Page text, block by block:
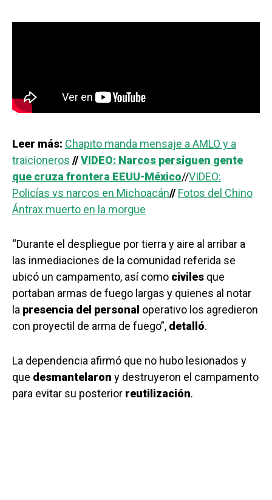
Leer más: Chapito manda mensaje a AMLO y a
traicioneros //VIDEO: Narcos persiguen gente
que cruza frontera EEUU-México//VIDEO:
Policías vs narcos en Michoacán// Fotos del Chino
Ántrax muerto en la morgue
“Durante el despliegue por tierra y aire al arribar a
las inmediaciones de la comunidad referida se
ubicó un campamento, así como civiles que
portaban armas de fuego largas y quienes al notar
la presencia del personal operativo los agredieron
con proyectil de arma de fuego”, detalló.
La dependencia afirmó que no hubo lesionados y
que desmantelaron y destruyeron el campamento
para evitar su posterior reutilización.